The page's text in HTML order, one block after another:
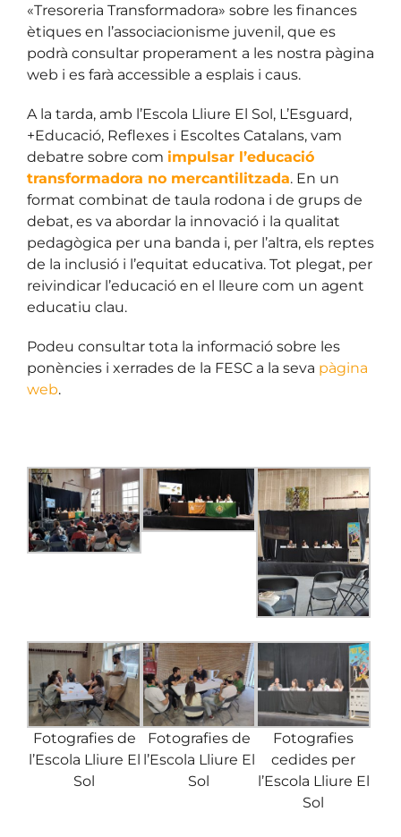
«Tresoreria Transformadora» sobre les finances
ètiques en l’associacionisme juvenil, que es
podrà consultar properament a les nostra pàgina
web i es farà accessible a esplais i caus.
A la tarda, amb l’Escola Lliure El Sol, L’Esguard,
+Educació, Reflexes i Escoltes Catalans, vam
debatre sobre com impulsar l’educació
transformadora no mercantilitzada. En un
format combinat de taula rodona i de grups de
debat, es va abordar la innovació i la qualitat
pedagògica per una banda i, per l’altra, els reptes
de la inclusió i l’equitat educativa. Tot plegat, per
reivindicar l’educació en el lleure com un agent
educatiu clau.
Podeu consultar tota la informació sobre les
ponències i xerrades de la FESC a la seva pàgina
web.
Fotografies de
l’Escola Lliure El
Sol
Fotografies de
l’Escola Lliure El
Sol
Fotografies
cedides per
l’Escola Lliure El
Sol